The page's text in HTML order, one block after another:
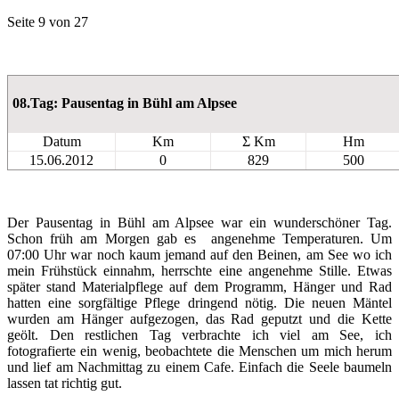
Seite 9 von 27
08.Tag: Pausentag in Bühl am Alpsee
Datum Km Σ Km
Hm
15.06.2012
0 829 500
Der Pausentag in Bühl am Alpsee war ein wunderschöner Tag.
Schon früh am Morgen gab es angenehme Temperaturen. Um
07:00 Uhr war noch kaum jemand auf den Beinen, am See wo ich
mein Frühstück einnahm, herrschte eine angenehme Stille. Etwas
später stand Materialpflege auf dem Programm, Hänger und Rad
hatten eine sorgfältige Pflege dringend nötig. Die neuen Mäntel
wurden am Hänger aufgezogen, das Rad geputzt und die Kette
geölt. Den restlichen Tag verbrachte ich viel am See, ich
fotografierte ein wenig, beobachtete die Menschen um mich herum
und lief am Nachmittag zu einem Cafe. Einfach die Seele baumeln
lassen tat richtig gut.